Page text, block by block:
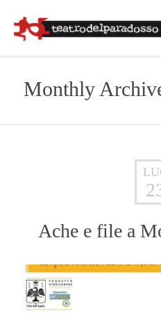
Monthly
Ache e file a